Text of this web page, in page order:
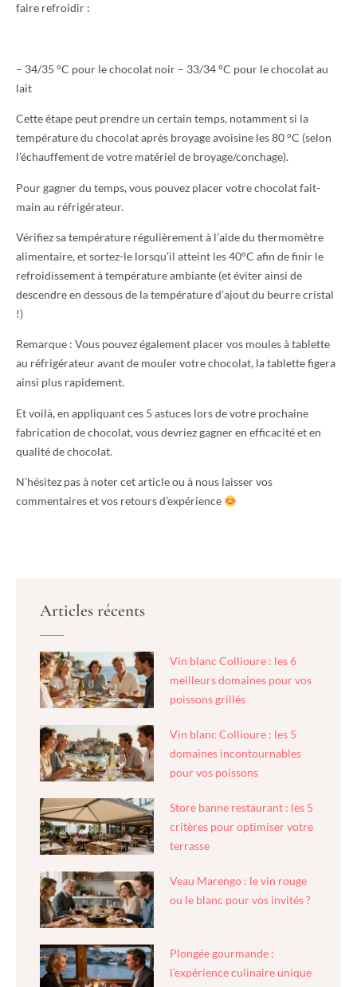
faire refroidir :
– 34/35 °C pour le chocolat noir – 33/34 °C pour le chocolat au
lait
Cette étape peut prendre un certain temps, notamment si la
température du chocolat après broyage avoisine les 80 °C (selon
l’échauffement de votre matériel de broyage/conchage).
Pour gagner du temps, vous pouvez placer votre chocolat fait-
main au réfrigérateur.
Vérifiez sa température régulièrement à l’aide du thermomètre
alimentaire, et sortez-le lorsqu’il atteint les 40°C afin de finir le
refroidissement à température ambiante (et éviter ainsi de
descendre en dessous de la température d’ajout du beurre cristal
!)
Remarque : Vous pouvez également placer vos moules à tablette
au réfrigérateur avant de mouler votre chocolat, la tablette figera
ainsi plus rapidement.
Et voilà, en appliquant ces 5 astuces lors de votre prochaine
fabrication de chocolat, vous devriez gagner en efficacité et en
qualité de chocolat.
N’hésitez pas à noter cet article ou à nous laisser vos
commentaires et vos retours d’expérience
Articles récents
Vin blanc Collioure : les 6
meilleurs domaines pour vos
poissons grillés
Vin blanc Collioure : les 5
domaines incontournables
pour vos poissons
Store banne restaurant : les 5
critères pour optimiser votre
terrasse
Veau Marengo : le vin rouge
ou le blanc pour vos invités ?
Plongée gourmande :
l’expérience culinaire unique